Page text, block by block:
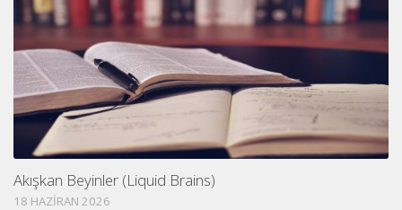
Akışkan Beyinler (Liquid Brains)
18 HAZIRAN 2026